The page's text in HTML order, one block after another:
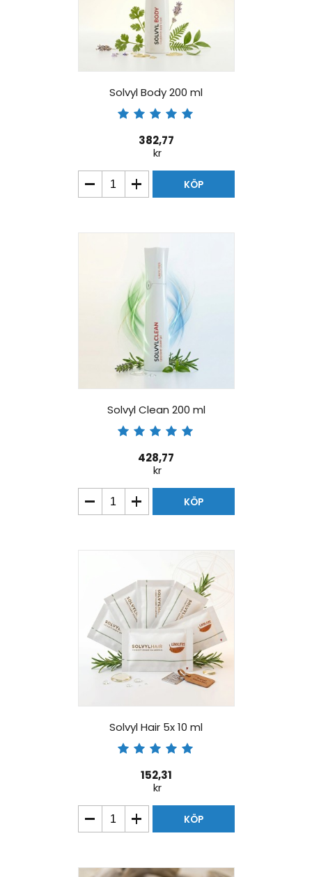
Solvyl Body 200 ml
382,77
kr
KÖP
Solvyl Clean 200 ml
428,77
kr
KÖP
Solvyl Hair 5x 10 ml
152,31
kr
KÖP